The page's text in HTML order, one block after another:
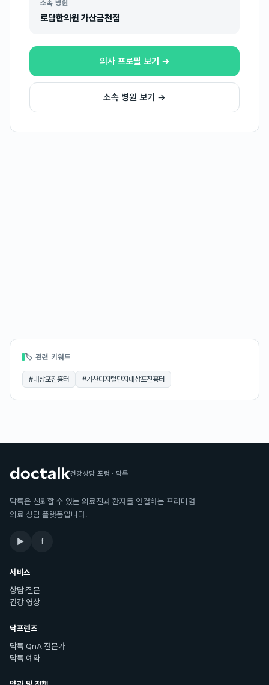
소속 병원
로담한의원 가산금천점
의사 프로필 보기 →
소속 병원 보기 →
🏷 관련 키워드
#대상포진흉터 #가산디지털단지대상포진흉터
건강상담 포럼 · 닥톡
닥톡은 신뢰할 수 있는 의료진과 환자를 연결하는 프리미엄
의료 상담 플랫폼입니다.
▶ f
서비스
상담·질문
건강 영상
닥프렌즈
닥톡 QnA 전문가
닥톡 예약